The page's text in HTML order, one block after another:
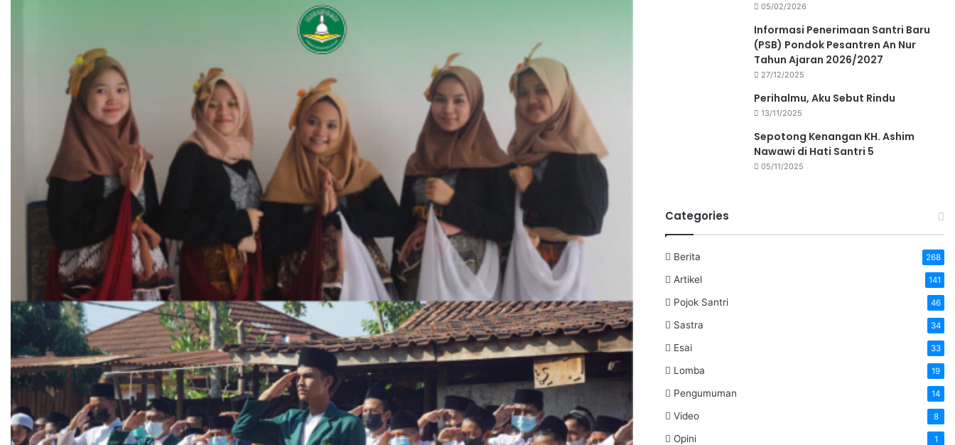
05/02/2026
Informasi Penerimaan Santri Baru
(PSB) Pondok Pesantren An Nur
Tahun Ajaran 2026/2027
27/12/2025
Perihalmu, Aku Sebut Rindu
13/11/2025
Sepotong Kenangan KH. Ashim
Nawawi di Hati Santri 5
05/11/2025
Categories
Berita 268
Artikel 141
Pojok Santri 46
Sastra 34
Esai 33
Lomba 19
Pengumuman 14
Video 8
Opini 1